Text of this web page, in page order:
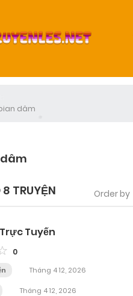
dâm
8 TRUYỆN Order by
Tuyến
0
Tháng 4 12, 2026
Tháng 4 12, 2026